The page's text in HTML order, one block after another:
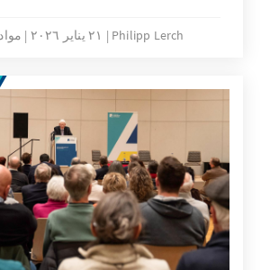
von Rheinland-Pfalz und
Stiftung Prof. Dr. Bernhard
Führung des Historikers Dr.
nahmen wir zahlreiche
mit Prof. Dr. Vogel verbundene
aus den Bereichen
und Politik in den Blick, auf die
in Rheinland-Pfalz, Thüringen,
und Europa heute mit
Zuversicht schauen dürfen.
Philipp Lerch ٢١ يناير ٢٠٢٦